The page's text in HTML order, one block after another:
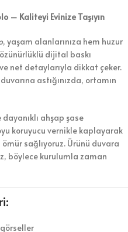
– Kaliteyi Evinize Taşıyın
, yaşam alanlarınıza hem huzur
dijital baskı
net detaylarıyla dikkat çeker.
astığınızda, ortamın
ahşap şase
koruyucu vernikle kaplayarak
sağlıyoruz. Ürünü duvara
böylece kurulumla zaman